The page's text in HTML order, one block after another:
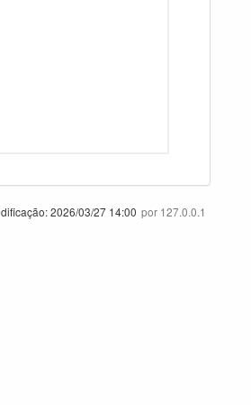
2026/03/27 14:00 por 127.0.0.1